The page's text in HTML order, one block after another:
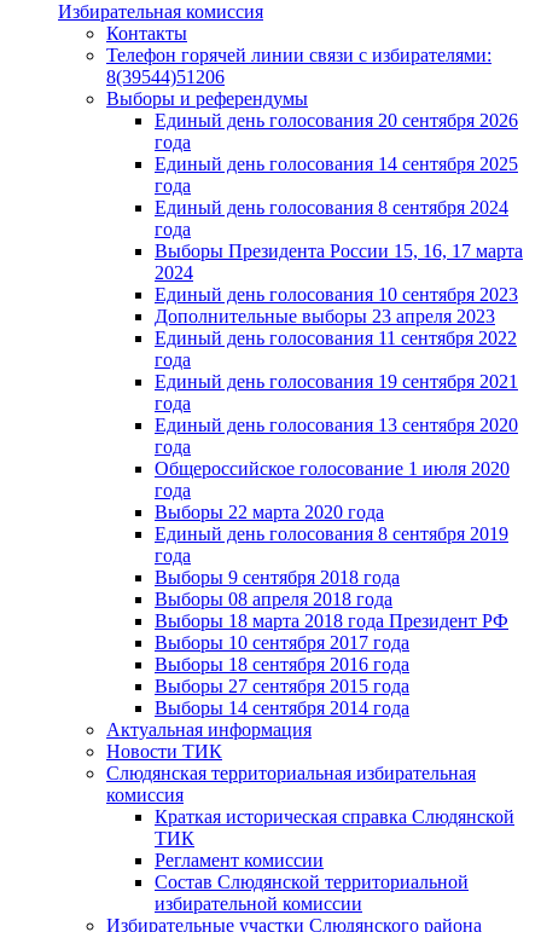
Избирательная комиссия
Контакты
Телефон горячей линии связи с избирателями:
8(39544)51206
Выборы и референдумы
Единый день голосования 20 сентября 2026
года
Единый день голосования 14 сентября 2025
года
Единый день голосования 8 сентября 2024
года
Выборы Президента России 15, 16, 17 марта
2024
Единый день голосования 10 сентября 2023
Дополнительные выборы 23 апреля 2023
Единый день голосования 11 сентября 2022
года
Единый день голосования 19 сентября 2021
года
Единый день голосования 13 сентября 2020
года
Общероссийское голосование 1 июля 2020
года
Выборы 22 марта 2020 года
Единый день голосования 8 сентября 2019
года
Выборы 9 сентября 2018 года
Выборы 08 апреля 2018 года
Выборы 18 марта 2018 года Президент РФ
Выборы 10 сентября 2017 года
Выборы 18 сентября 2016 года
Выборы 27 сентября 2015 года
Выборы 14 сентября 2014 года
Актуальная информация
Новости ТИК
Слюдянская территориальная избирательная
комиссия
Краткая историческая справка Слюдянской
ТИК
Регламент комиссии
Состав Слюдянской территориальной
избирательной комиссии
Избирательные участки Слюдянского района